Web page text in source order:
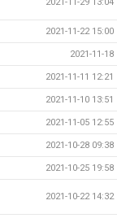
2021-11-22 15:00
2021-11-18
2021-11-11 12:21
2021-11-10 13:51
2021-11-05 12:55
2021-10-28 09:38
2021-10-25 19:58
2021-10-22 14:32